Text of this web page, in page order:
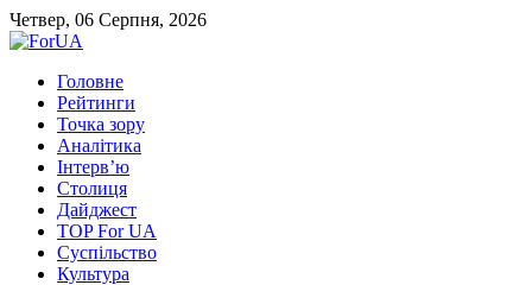
Четвер, 06 Серпня, 2026
Головне
Рейтинги
Точка зору
Аналітика
Інтерв’ю
Столиця
Дайджест
TOP For UA
Суспiльство
Культура